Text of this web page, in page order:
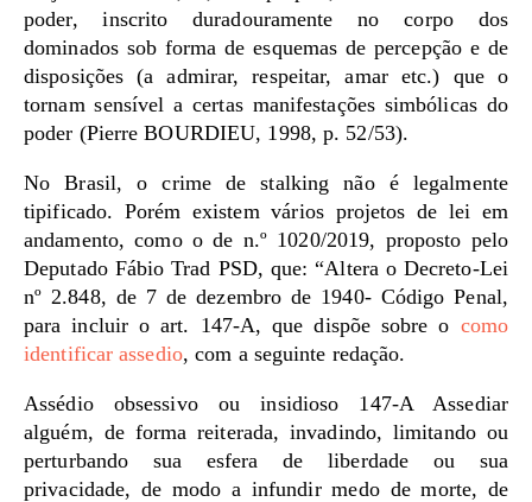
poder, inscrito duradouramente no corpo dos
dominados sob forma de esquemas de percepção e de
disposições (a admirar, respeitar, amar etc.) que o
tornam sensível a certas manifestações simbólicas do
poder (Pierre BOURDIEU, 1998, p. 52/53).
No Brasil, o crime de stalking não é legalmente
tipificado. Porém existem vários projetos de lei em
andamento, como o de n.º 1020/2019, proposto pelo
Deputado Fábio Trad PSD, que: “Altera o Decreto-Lei
nº 2.848, de 7 de dezembro de 1940- Código Penal,
para incluir o art. 147-A, que dispõe sobre o como
identificar assedio, com a seguinte redação.
Assédio obsessivo ou insidioso 147-A Assediar
alguém, de forma reiterada, invadindo, limitando ou
perturbando sua esfera de liberdade ou sua
privacidade, de modo a infundir medo de morte, de